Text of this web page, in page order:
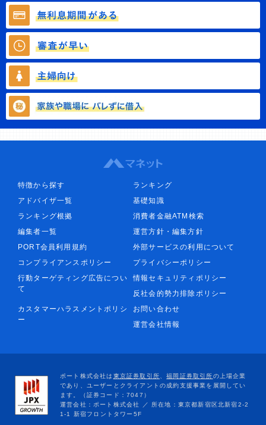
特徴から探す
ランキング
アドバイザ一覧
基礎知識
ランキング根拠
消費者金融ATM検索
編集者一覧
運営方針・編集方針
PORT会員利用規約
外部サービスの利用について
コンプライアンスポリシー
プライバシーポリシー
行動ターゲティング広告につい
て
情報セキュリティポリシー
反社会的勢力排除ポリシー
カスタマーハラスメントポリシ
ー
お問い合わせ
運営会社情報